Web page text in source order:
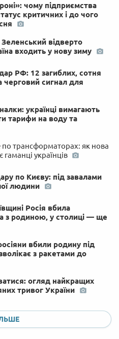
чому підприємства
критичних і до чого
відверто
входить у нову зиму
РФ: 12 загиблих, сотня
черговий сигнал для
українці вимагають
тарифи на воду та
по трансформаторах: як нова
українців
по Києву: під завалами
людини
Росія вбила
з родиною, у столиці — ще
вбили родину під
з ракетами до
огляд найкращих
тривог України